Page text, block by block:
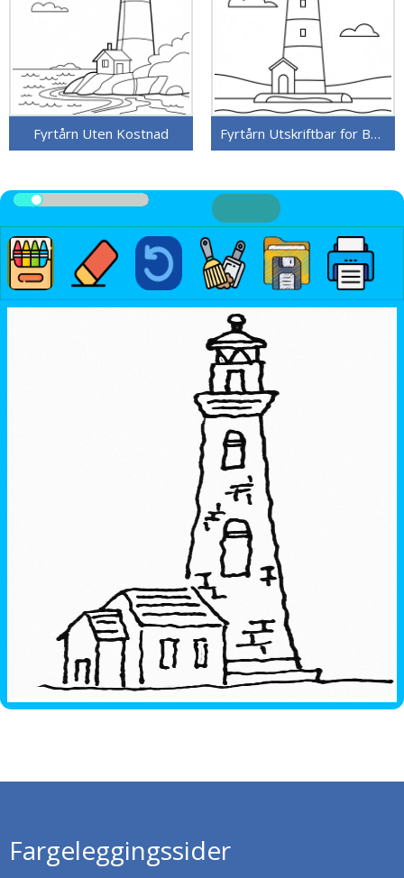
Fyrtårn Uten Kostnad Fyrtårn Utskriftbar for Barn
Fargeleggingssider